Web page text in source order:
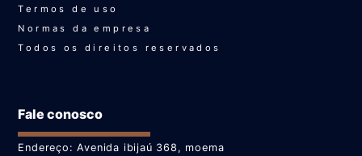
Termos de uso
Normas da empresa
Todos os direitos reservados
Fale conosco
Endereço: Avenida ibijaú 368, moema